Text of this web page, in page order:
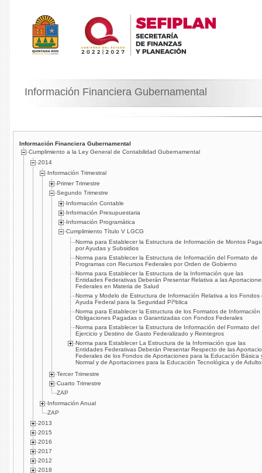
Información Financiera Gubernamental
Información Financiera Gubernamental
Cumplimiento a la Ley General de Contabilidad Gubernamental
2014
Información Trimestral
Primer Trimestre
Segundo Trimestre
Información Contable
Información Presupuestaria
Información Programática
Cumplimiento Tí­tulo V LGCG
Norma para Establecer la Estructura de Información de Montos
por Ayudas y Subsidios
Norma para Establecer la Estructura de Información del Formato de
Programas con Recursos Federales por Orden de Gobierno
Norma para Establecer la Estructura de la Información que las
Entidades Federativas Deberán Presentar Relativa a las
Federales en Materia de Salud
Norma y Modelo de Estructura de Información Relativa a los Fondos
Ayuda Federal para la Seguridad Píºblica
Norma para Establecer la Estructura de los Formatos de Información
Obligaciones Pagadas o Garantizadas con Fondos Federales
Norma para Establecer la Estructura de Información del Formato del
Ejercicio y Destino de Gasto Federalizado y Reintegros
Norma para Establecer La Estructura de la Información que las
Entidades Federativas Deberán Presentar Respecto de las
Federales de los Fondos de Aportaciones para la Educación Básica
Normal y de Aportaciones para la Educación Tecnológica y de
Tercer Trimestre
Cuarto Trimestre
ZAP
Información Anual
ZAP
2013
2015
2016
2017
2012
2018